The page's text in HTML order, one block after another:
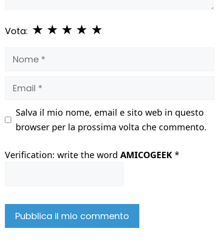
Vota: ★
★
★
★
★
Nome
Email
Salva il mio nome, email e sito web in questo
browser per la prossima volta che commento.
Verification: write the word AMICOGEEK *